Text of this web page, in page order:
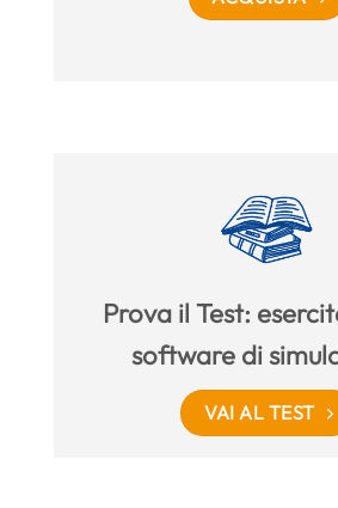
Prova il Test:
software di
VAI AL TEST